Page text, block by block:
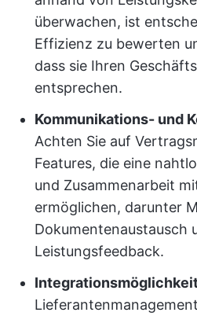
überwachen, ist
Effizienz zu bewerten
dass sie Ihren
entsprechen.
Kommunikations- und
Achten Sie auf
Features, die eine
und Zusammenarbeit
ermöglichen, darunter
Dokumentenaustausch
Leistungsfeedback.